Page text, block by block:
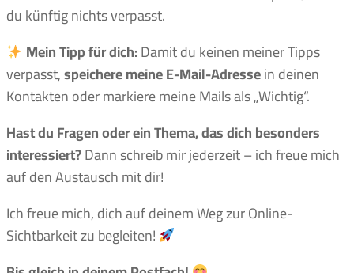
du künftig nichts verpasst.
Mein Tipp für dich:Damit du keinen meiner Tipps
verpasst,speichere meine E-Mail-Adressein deinen
Kontakten oder markiere meine Mails als „Wichtig“.
Hast du Fragen oder ein Thema, das dich besonders
interessiert?Dann schreib mir jederzeit – ich freue mich
auf den Austausch mit dir!
Ich freue mich, dich auf deinem Weg zur Online-
Sichtbarkeit zu begleiten!